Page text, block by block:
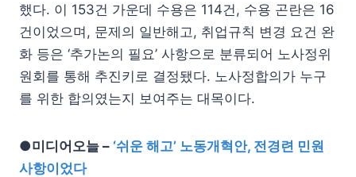
했다. 이 153건 가운데 수용은 114건, 수용 곤란은 16
건이었으며, 문제의 일반해고, 취업규칙 변경 요건 완
화 등은 ‘추가논의 필요’ 사항으로 분류되어 노사정위
원회를 통해 추진키로 결정됐다. 노사정합의가 누구
를 위한 합의였는지 보여주는 대목이다.
●미디어오늘 – ‘쉬운 해고’ 노동개혁안, 전경련 민원
사항이었다